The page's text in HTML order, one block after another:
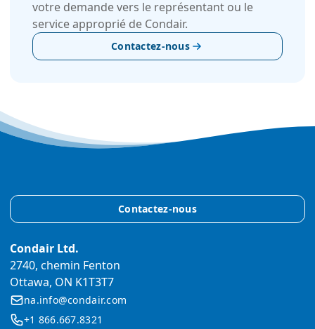
votre demande vers le représentant ou le
service approprié de Condair.
Contactez-nous
Contactez-nous
Condair Ltd.
2740, chemin Fenton
Ottawa, ON K1T3T7
na.info@condair.com
+1 866.667.8321